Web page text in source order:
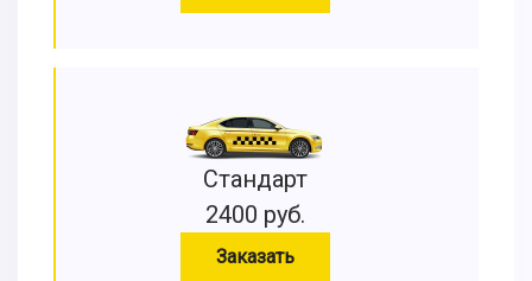
Стандарт
2400 руб.
Заказать